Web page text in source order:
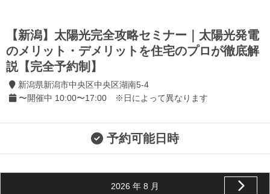
【新潟】太陽光完全攻略セミナー｜太陽光発電
のメリット・デメリットを住宅のプロが徹底解
説【完全予約制】
新潟県新潟市中央区中央区湖南5-4
〜開催中 10:00〜17:00 ※日によって異なります
予約可能日時
2026 年 8 月